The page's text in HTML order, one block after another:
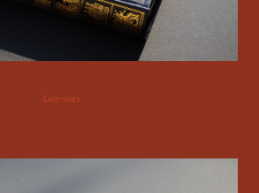
Lam-vres